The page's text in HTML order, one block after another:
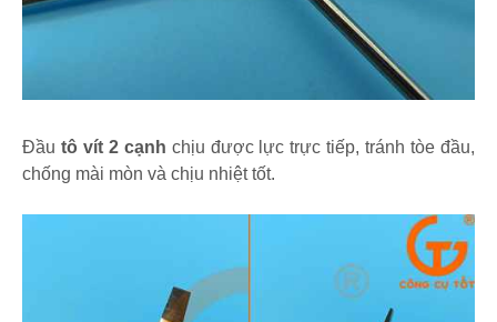
Đầu tô vít 2 cạnh chịu được lực trực tiếp, tránh tòe đầu,
chống mài mòn và chịu nhiệt tốt.